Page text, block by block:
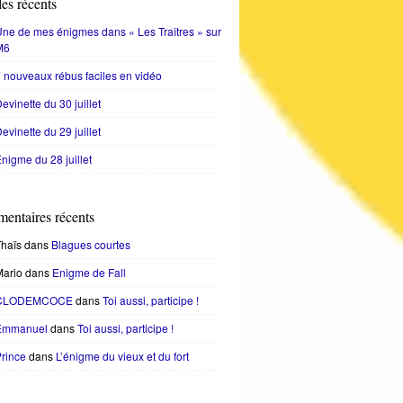
de mes énigmes dans « Les Traîtres » sur
nouveaux rébus faciles en vidéo
du 30 juillet
du 29 juillet
du 28 juillet
récents
dans Blagues courtes
dans Enigme de Fall
dansToi aussi, participe !
dansToi aussi, participe !
dans L’énigme du vieux et du fort